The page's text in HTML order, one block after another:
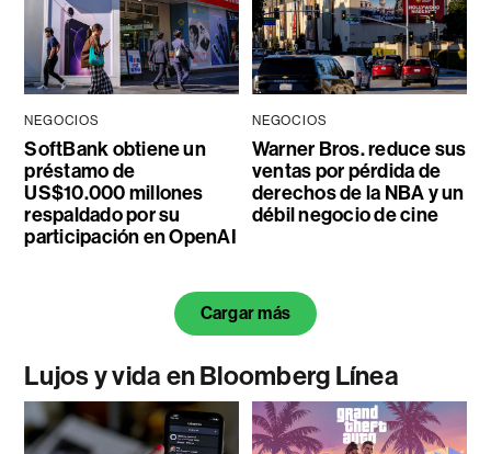
NEGOCIOS
SoftBank obtiene un
préstamo de
US$10.000 millones
respaldado por su
participación en OpenAI
NEGOCIOS
Warner Bros. reduce sus
ventas por pérdida de
derechos de la NBA y un
débil negocio de cine
Cargar más
Lujos y vida en Bloomberg Línea